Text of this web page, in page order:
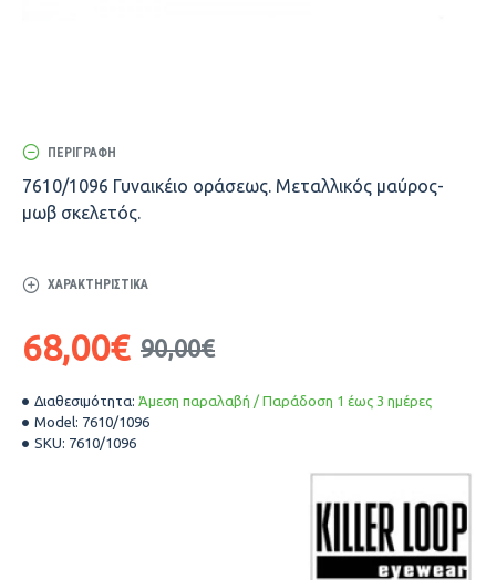
ΠΕΡΙΓΡΑΦΉ
7610/1096 Γυναικέιο οράσεως. Μεταλλικός μαύρος-
μωβ σκελετός.
ΧΑΡΑΚΤΗΡΙΣΤΙΚΆ
Διαθεσιμότητα: Άμεση παραλαβή / Παράδοση 1 έως 3 ημέρες
Model: 7610/1096
SKU: 7610/1096
68,00€ 90,00€